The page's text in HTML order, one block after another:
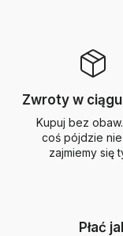
Zwroty w
Kupuj bez
coś pójdzie nie
zajmiemy się
Płać